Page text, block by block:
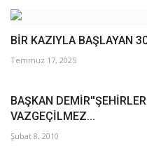
BİR KAZIYLA BAŞLAYAN
Temmuz 17, 2025
BAŞKAN
VAZGEÇİLMEZ...
Şubat 8, 2010